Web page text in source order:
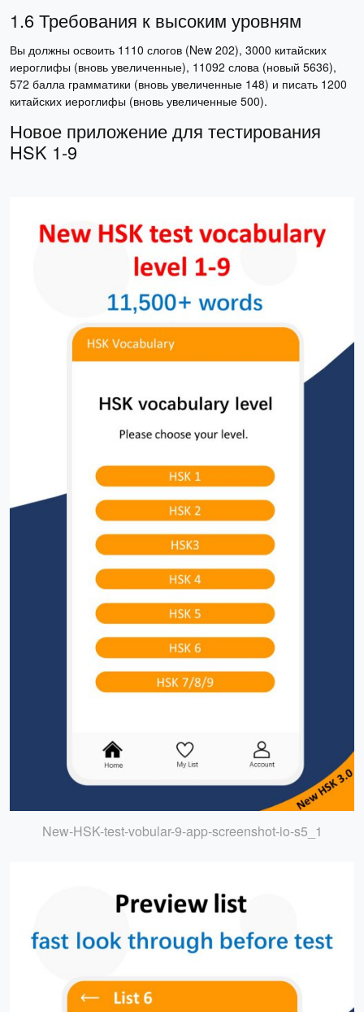
1.6 Требования к высоким уровням
Вы должны освоить 1110 слогов (New 202), 3000 китайских
иероглифы (вновь увеличенные), 11092 слова (новый 5636),
572 балла грамматики (вновь увеличенные 148) и писать 1200
китайских иероглифы (вновь увеличенные 500).
Новое приложение для тестирования
HSK 1-9
New-HSK-test-vobular-9-app-screenshot-io-s5_1